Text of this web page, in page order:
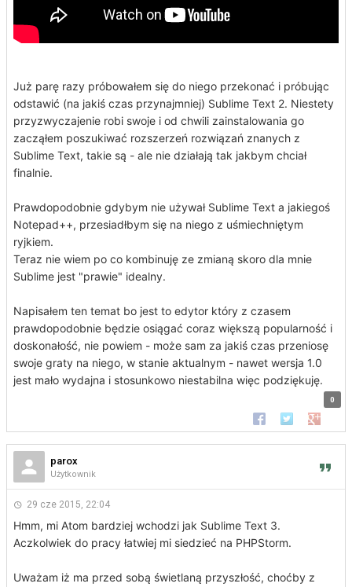
Już parę razy próbowałem się do niego przekonać i próbując
odstawić (na jakiś czas przynajmniej) Sublime Text 2. Niestety
przyzwyczajenie robi swoje i od chwili zainstalowania go
zacząłem poszukiwać rozszerzeń rozwiązań znanych z
Sublime Text, takie są - ale nie działają tak jakbym chciał
finalnie.
Prawdopodobnie gdybym nie używał Sublime Text a jakiegoś
Notepad++, przesiadłbym się na niego z uśmiechniętym
ryjkiem.
Teraz nie wiem po co kombinuję ze zmianą skoro dla mnie
Sublime jest "prawie" idealny.
Napisałem ten temat bo jest to edytor który z czasem
prawdopodobnie będzie osiągać coraz większą popularność i
doskonałość, nie powiem - może sam za jakiś czas przeniosę
swoje graty na niego, w stanie aktualnym - nawet wersja 1.0
jest mało wydajna i stosunkowo niestabilna więc podziękuję.
0
Udostępnij na
Udostępnij na
parox
Użytkownik
29 cze 2015, 22:04
Hmm, mi Atom bardziej wchodzi jak Sublime Text 3.
Aczkolwiek do pracy łatwiej mi siedzieć na PHPStorm.
Uważam iż ma przed sobą świetlaną przyszłość, choćby z